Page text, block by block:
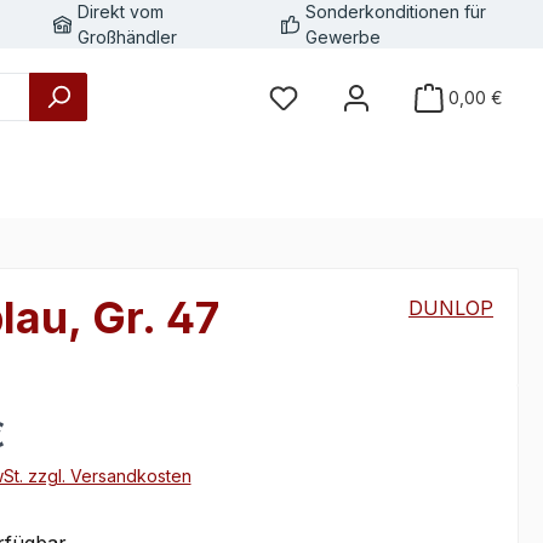
Direkt vom
Großhändler
Sonderkonditionen für
Gewerbe
0,00 €
Gr. 47 DUNLOP
zzgl. Versandkosten